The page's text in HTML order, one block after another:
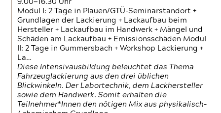
9.00—16.30 Uhr
Modul I: 2 Tage in Plauen/GTÜ-Seminarstandort +
Grundlagen der Lackierung + Lackaufbau beim
Hersteller + Lackaufbau im Handwerk + Mängel und
Schäden am Lackaufbau + Emissionsschäden Modul
II: 2 Tage in Gummersbach + Workshop Lackierung +
La…
Diese Intensivausbildung beleuchtet das Thema
Fahrzeuglackierung aus den drei üblichen
Blickwinkeln. Der Labortechnik, dem Lackhersteller
sowie dem Handwerk. Somit erhalten die
Teilnehmer*Innen den nötigen Mix aus physikalisch-